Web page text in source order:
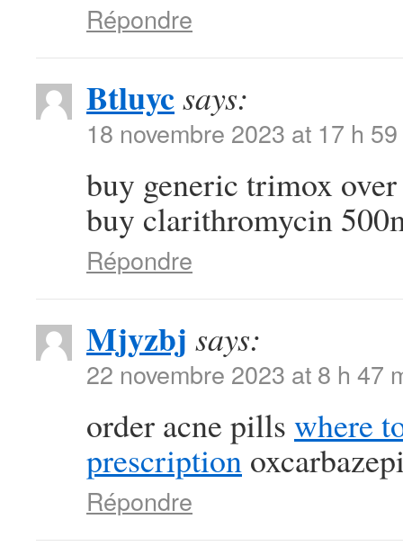
Répondre
Btluycsays:
18 novembre 2023 at 17 h
buy generic trimox
buy clarithromycin
Répondre
Mjyzbj says:
22 novembre 2023 at 8 h 47
order acne pills where
prescription
Répondre